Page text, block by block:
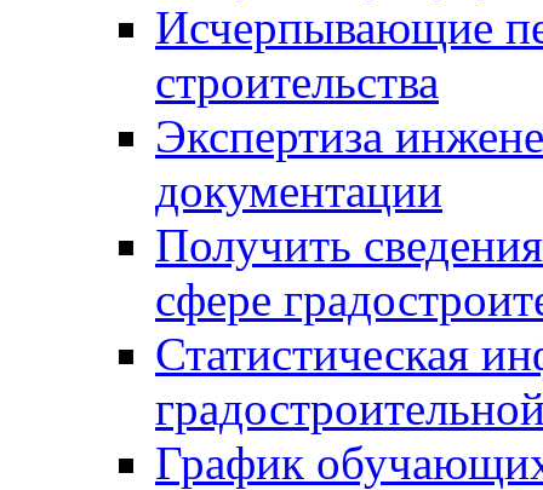
Исчерпывающие
строительства
Экспертиза
документации
Получить
сфере
Статистическая
График